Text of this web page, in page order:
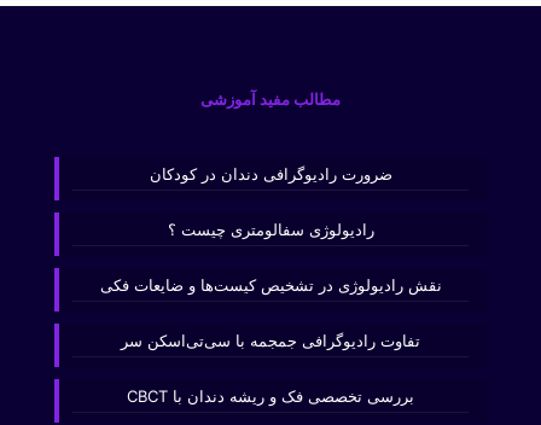
مطالب مفید آموزشی
ضرورت رادیوگرافی دندان در کودکان
رادیولوژی سفالومتری چیست ؟
نقش رادیولوژی در تشخیص کیست‌ها و ضایعات فکی
تفاوت رادیوگرافی جمجمه با سی‌تی‌اسکن سر
بررسی تخصصی فک و ریشه دندان با CBCT